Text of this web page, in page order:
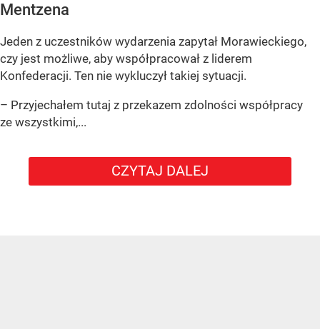
Mentzena
Jeden z uczestników wydarzenia zapytał Morawieckiego,
czy jest możliwe, aby współpracował z liderem
Konfederacji. Ten nie wykluczył takiej sytuacji.
– Przyjechałem tutaj z przekazem zdolności współpracy
ze wszystkimi,...
CZYTAJ DALEJ